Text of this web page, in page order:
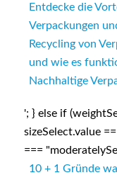
Entdecke die
Verpackungen
Recycling von
und wie es
Nachhaltige
'; } else if
sizeSelect.value
===
10 + 1 Gründe